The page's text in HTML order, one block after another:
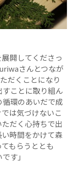
開してくださっ
さんとつなが
だくことになり
ことに取り組ん
環のあいだで成
は気づけないこ
だく心持ちで出
時間をかけて森
もらうととも
す」